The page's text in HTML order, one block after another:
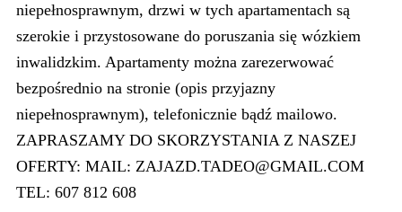
niepełnosprawnym, drzwi w tych apartamentach są
szerokie i przystosowane do poruszania się wózkiem
inwalidzkim. Apartamenty można zarezerwować
bezpośrednio na stronie (opis przyjazny
niepełnosprawnym), telefonicznie bądź mailowo.
ZAPRASZAMY DO SKORZYSTANIA Z NASZEJ
OFERTY: MAIL: ZAJAZD.TADEO@GMAIL.COM
TEL: 607 812 608